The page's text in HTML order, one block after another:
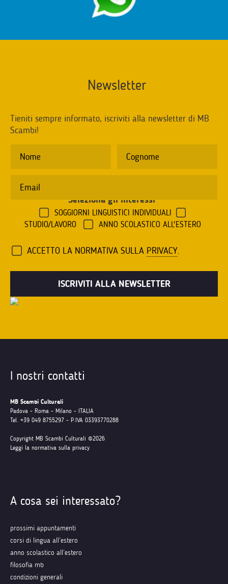
Newsletter
Tieniti sempre informato, iscriviti alla newsletter di MB
Scambi!
Seleziona gli interessi
SOGGIORNI LINGUISTICI INDIVIDUALI
STUDIO/LAVORO
ANNO SCOLASTICO ALL'ESTERO
ACCETTO LA NORMATIVA SULLA PRIVACY.
I nostri contatti
MB Scambi Culturali
Padova - Roma - Milano - ITALIA
Tel. +39 049 8755297 - P.IVA 03393770288
Copyright MB Scambi Culturali ©2026
Leggi la normativa sulla privacy
A cosa sei interessato?
prossimi appuntamenti
corsi di lingua all’estero
anno scolastico all’estero
filosofia mb
condizioni generali